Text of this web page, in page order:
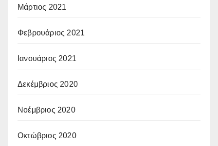
Μάρτιος 2021
Φεβρουάριος 2021
Ιανουάριος 2021
Δεκέμβριος 2020
Νοέμβριος 2020
Οκτώβριος 2020